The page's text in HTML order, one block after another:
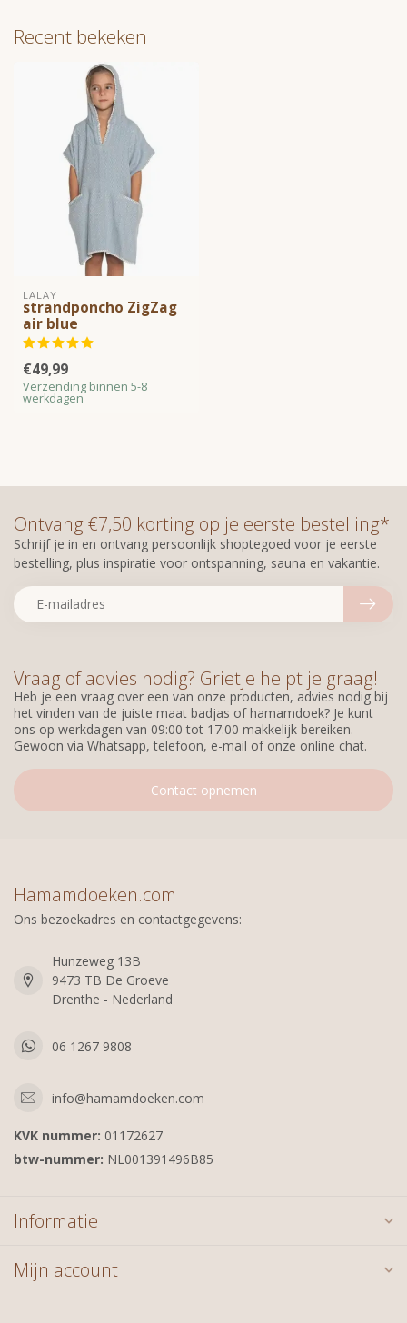
Recent bekeken
LALAY
strandponcho ZigZag
air blue
€49,99
Verzending binnen 5-8
werkdagen
Vraag of advies nodig? Grietje helpt je graag!
Heb je een vraag over een van onze producten, advies nodig bij
het vinden van de juiste maat badjas of hamamdoek? Je kunt
ons op werkdagen van 09:00 tot 17:00 makkelijk bereiken.
Gewoon via Whatsapp, telefoon, e-mail of onze online chat.
Contact opnemen
Ontvang €7,50 korting op je eerste bestelling*
Schrijf je in en ontvang persoonlijk shoptegoed voor je eerste
bestelling, plus inspiratie voor ontspanning, sauna en vakantie.
Hamamdoeken.com
Ons bezoekadres en contactgegevens:
Hunzeweg 13B
9473 TB De Groeve
Drenthe - Nederland
06 1267 9808
info@hamamdoeken.com
KVK nummer: 01172627
btw-nummer: NL001391496B85
Informatie
Mijn account